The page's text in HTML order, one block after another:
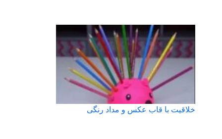
خلاقیت با قاب عکس و مداد رنگی